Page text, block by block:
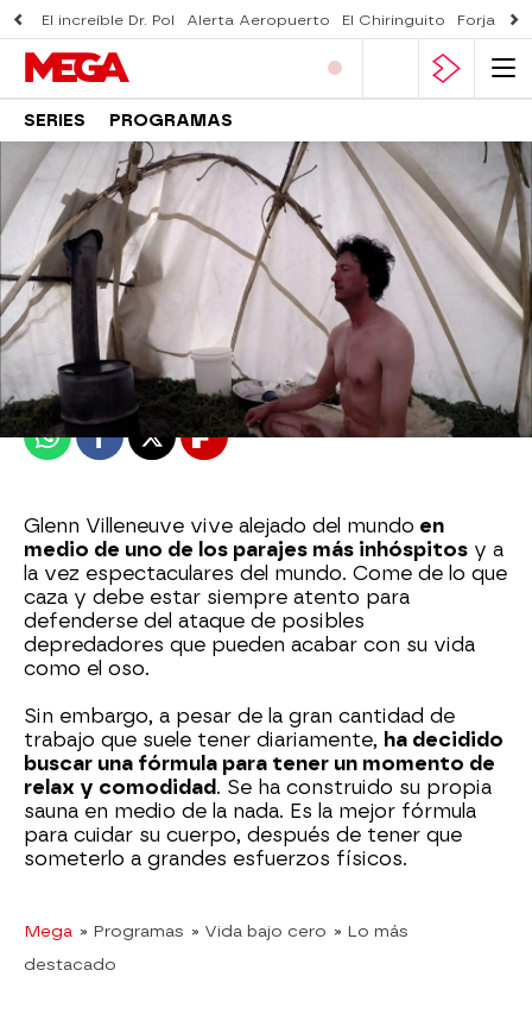
El increíble Dr. Pol Alerta Aeropuerto El Chiringuito Forjado
SERIES PROGRAMAS
mega
Publicado:28 de marzo de 2024, 18:32
WhatsappFacebook
X Flipboard
Glenn Villeneuve vive alejado del mundo en
medio de uno de los parajes más inhóspitos y a
la vez espectaculares del mundo. Come de lo que
caza y debe estar siempre atento para
defenderse del ataque de posibles
depredadores que pueden acabar con su vida
como el oso.
Sin embargo, a pesar de la gran cantidad de
trabajo que suele tener diariamente, ha decidido
buscar una fórmula para tener un momento de
relax y comodidad . Se ha construido su propia
sauna en medio de la nada. Es la mejor fórmula
para cuidar su cuerpo, después de tener que
someterlo a grandes esfuerzos físicos.
Mega » Programas » Vida bajo cero » Lo más
destacado